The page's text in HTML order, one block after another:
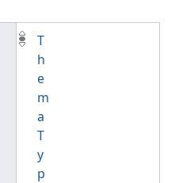
T
h
e
m
a
T
y
p